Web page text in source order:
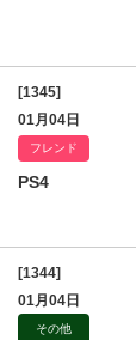
[1345]
01月04日
フレンド
PS4
[1344]
01月04日
その他